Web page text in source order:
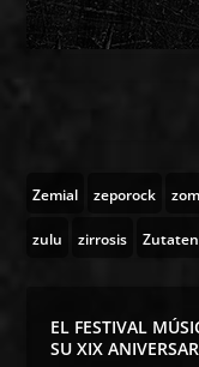
Zemial zeporock
zulu zirrosis Zutaten
EL FESTIVAL
SU XIX